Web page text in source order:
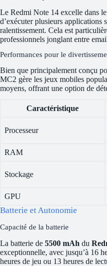
Le Redmi Note 14 excelle dans
d’exécuter plusieurs applications
ralentissement. Cela est
professionnels jonglant entre
Performances pour le
Bien que principalement conçu
MC2 gère les jeux mobiles
moyens, offrant une option de
Caractéristique
Processeur
RAM
Stockage
GPU
Batterie et Autonomie
Capacité de la batterie
La batterie de 5500 mAh du
exceptionnelle, avec jusqu’à 16
heures de jeu ou 13 heures de